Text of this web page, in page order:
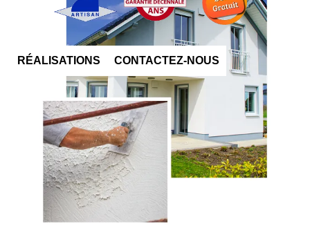
RÉALISATIONS CONTACTEZ-NOUS